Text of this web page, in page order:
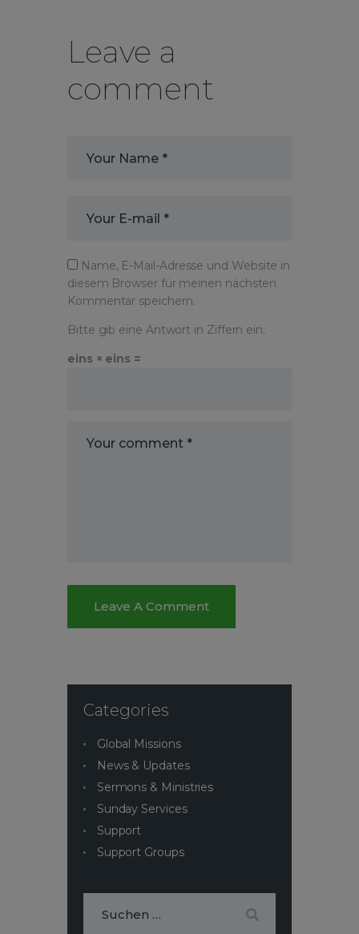
Leave a
comment
Name, E-Mail-Adresse und Website in
diesem Browser für meinen nächsten
Kommentar speichern.
Bitte gib eine Antwort in Ziffern ein:
eins × eins =
Categories
Global Missions
News & Updates
Sermons & Ministries
Sunday Services
Support
Support Groups